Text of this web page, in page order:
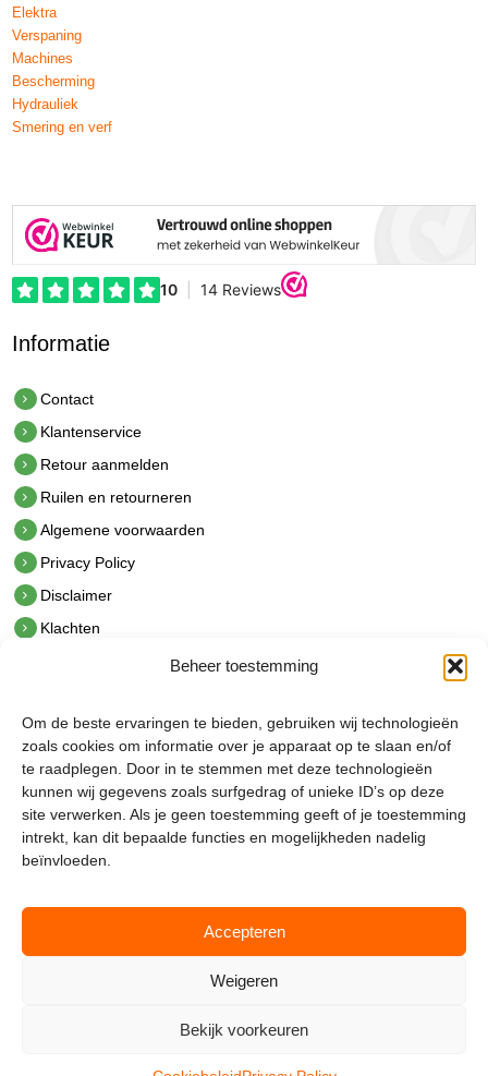
Beheer toestemming
Om de beste ervaringen te bieden, gebruiken wij technologieën
zoals cookies om informatie over je apparaat op te slaan en/of
te raadplegen. Door in te stemmen met deze technologieën
kunnen wij gegevens zoals surfgedrag of unieke ID’s op deze
site verwerken. Als je geen toestemming geeft of je toestemming
intrekt, kan dit bepaalde functies en mogelijkheden nadelig
beïnvloeden.
Accepteren
Weigeren
Bekijk voorkeuren
Elektra
Verspaning
Machines
Bescherming
Hydrauliek
Smering en verf
Informatie
Contact
Klantenservice
Retour aanmelden
Ruilen en retourneren
Algemene voorwaarden
Privacy Policy
Disclaimer
Klachten
hetindustriehuis B.V.
De Hoek 1 1601 MR Enkhuizen
t.0228 53 00 40
e.info@hetindustriehuis.com
KVK 51483904
BTW NL850044522B01